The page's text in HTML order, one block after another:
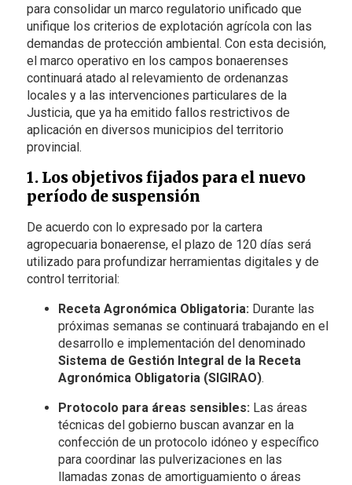
para consolidar un marco regulatorio unificado que
unifique los criterios de explotación agrícola con las
demandas de protección ambiental. Con esta decisión,
el marco operativo en los campos bonaerenses
continuará atado al relevamiento de ordenanzas
locales y a las intervenciones particulares de la
Justicia, que ya ha emitido fallos restrictivos de
aplicación en diversos municipios del territorio
provincial.
1. Los objetivos fijados para el nuevo
período de suspensión
De acuerdo con lo expresado por la cartera
agropecuaria bonaerense, el plazo de 120 días será
utilizado para profundizar herramientas digitales y de
control territorial:
Receta Agronómica Obligatoria: Durante las
próximas semanas se continuará trabajando en el
desarrollo e implementación del denominado
Sistema de Gestión Integral de la Receta
Agronómica Obligatoria (SIGIRAO).
Protocolo para áreas sensibles: Las áreas
técnicas del gobierno buscan avanzar en la
confección de un protocolo idóneo y específico
para coordinar las pulverizaciones en las
llamadas zonas de amortiguamiento o áreas